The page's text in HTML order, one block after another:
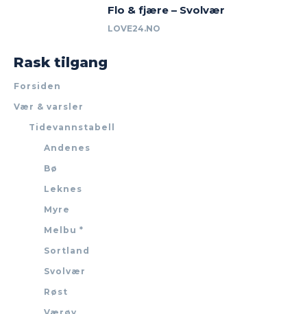
Flo & fjære – Svolvær
LOVE24.NO
Rask tilgang
Forsiden
Vær & varsler
Tidevannstabell
Andenes
Bø
Leknes
Myre
Melbu *
Sortland
Svolvær
Røst